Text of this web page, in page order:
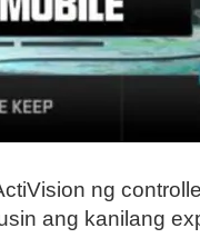
ng
ang kanilang